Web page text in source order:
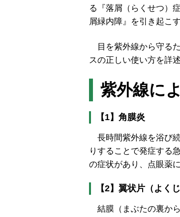
る『落屑（らくせつ）
屑緑内障』を引き起こ
目を紫外線から守る
スの正しい使い方を詳述
紫外線に
【1】角膜炎
長時間紫外線を浴び
りすることで発症する
の症状があり、点眼薬
【2】翼状片（よく
結膜（まぶたの裏か